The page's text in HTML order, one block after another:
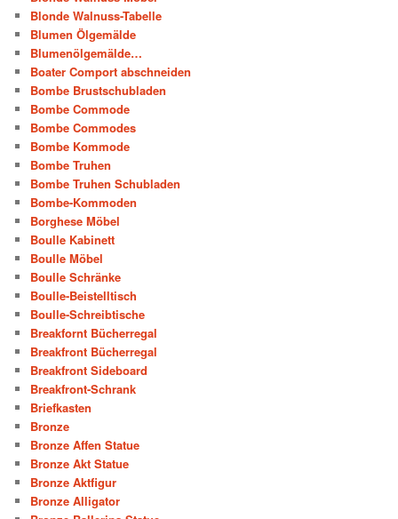
Blonde Walnuss-Tabelle
Blumen Ölgemälde
Blumenölgemälde…
Boater Comport abschneiden
Bombe Brustschubladen
Bombe Commode
Bombe Commodes
Bombe Kommode
Bombe Truhen
Bombe Truhen Schubladen
Bombe-Kommoden
Borghese Möbel
Boulle Kabinett
Boulle Möbel
Boulle Schränke
Boulle-Beistelltisch
Boulle-Schreibtische
Breakfornt Bücherregal
Breakfront Bücherregal
Breakfront Sideboard
Breakfront-Schrank
Briefkasten
Bronze
Bronze Affen Statue
Bronze Akt Statue
Bronze Aktfigur
Bronze Alligator